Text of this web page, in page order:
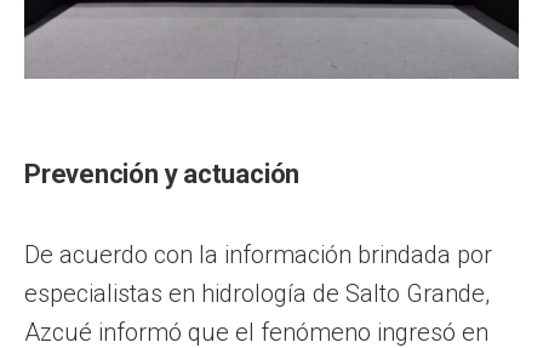
Prevención y actuación
De acuerdo con la información brindada por
especialistas en hidrología de Salto Grande,
Azcué informó que el fenómeno ingresó en